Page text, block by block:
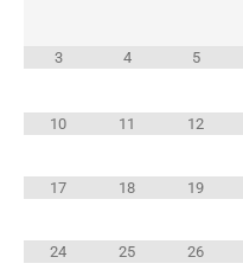
3 4 5
10 11 12
17 18 19
24 25 26